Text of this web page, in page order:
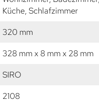
Küche, Schlafzimmer
320 mm
328 mm x 8 mm x 28 mm
SIRO
2108